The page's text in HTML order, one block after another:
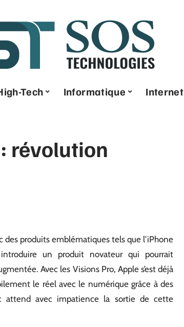
Tech Informatique Internet
: révolution
des produits emblématiques tels que l’iPhone
un produit novateur qui pourrait
Avec les Visions Pro, Apple s’est déjà
le réel avec le numérique grâce à des
attend avec impatience la sortie de cette